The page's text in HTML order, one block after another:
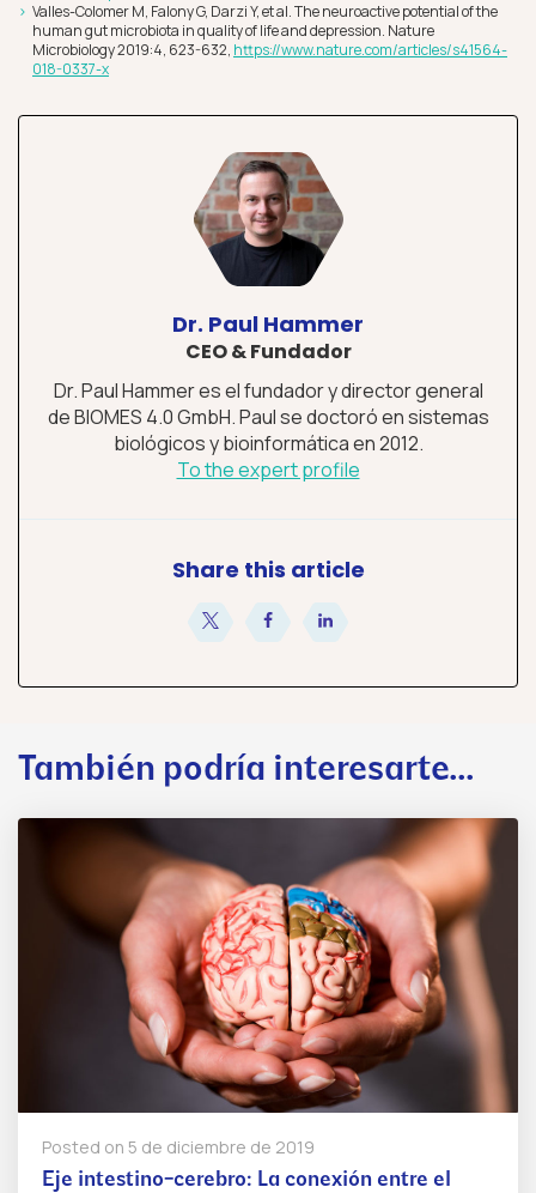
Valles-Colomer M, Falony G, Darzi Y, et al. The neuroactive potential of the
human gut microbiota in quality of life and depression. Nature
Microbiology 2019:4, 623-632, https://www.nature.com/articles/s41564-
018-0337-x
Dr. Paul Hammer
CEO & Fundador
Dr. Paul Hammer es el fundador y director general
de BIOMES 4.0 GmbH. Paul se doctoró en sistemas
biológicos y bioinformática en 2012.
To the expert profile
Share this article
También podría interesarte...
Posted on 5 de diciembre de 2019
Eje intestino-cerebro: La conexión entre el